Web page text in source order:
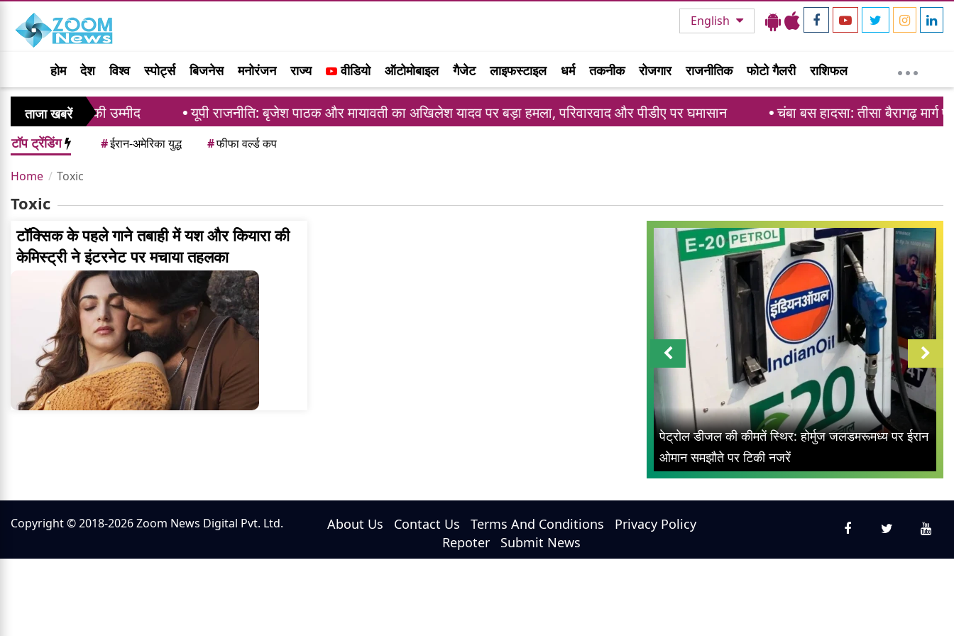
English
होम देश विश्व स्पोर्ट्स बिजनेस मनोरंजन राज्य वीडियो ऑटोमोबाइल गैजेट लाइफस्टाइल धर्म तकनीक रोजगार राजनीतिक फोटो गैलरी राशिफल
ताजा खबरें
पर समर्थन की उम्मीद यूपी राजनीति: बृजेश पाठक और मायावती का अखिलेश यादव पर बड़ा हमला, परिवारवाद और पीडीए पर घमासान चंबा बस हादसा: तीसा बैरागढ़ मार्ग
टॉप ट्रेंडिंग #ईरान-अमेरिका युद्ध #फीफा वर्ल्ड कप
Home Toxic
Toxic
टॉक्सिक के पहले गाने तबाही में यश और कियारा की
केमिस्ट्री ने इंटरनेट पर मचाया तहलका
पेट्रोल डीजल की कीमतें स्थिर: होर्मुज जलडमरूमध्य पर ईरान
ओमान समझौते पर टिकी नजरें
Copyright © 2018-2026 Zoom News Digital Pvt. Ltd. About Us Contact Us Terms And Conditions
Privacy Policy
Repoter
Submit News